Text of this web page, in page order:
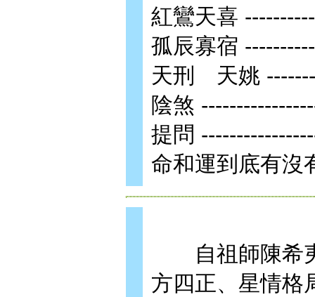
紅鸞天喜
孤辰寡宿
天刑 天姚
陰煞
提問
命和運到底有沒
自祖師陳希夷
方四正、星情格